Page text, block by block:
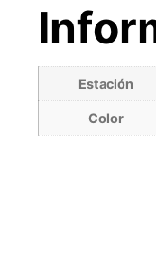
Estación
Color